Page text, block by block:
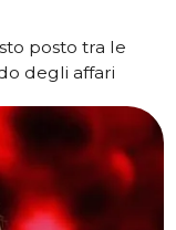
posto tra le
degli affari